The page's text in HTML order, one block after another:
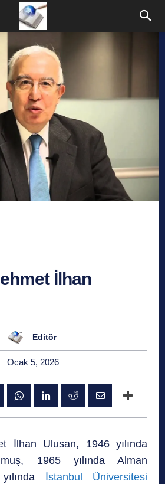
İlhan
Editör
Ocak 5, 2026
İlhan Ulusan, 1946 yılında
1965 yılında Alman
İstanbul Üniversitesi